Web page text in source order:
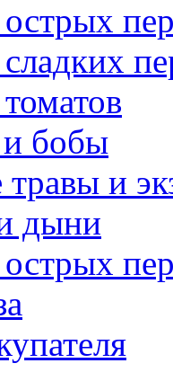
бобы
и
дыни